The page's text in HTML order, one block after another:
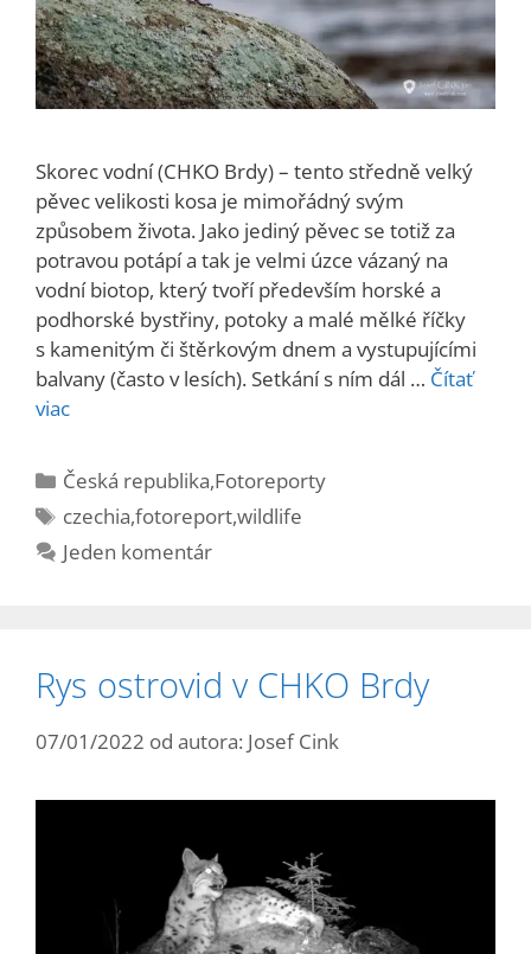
Skorec vodní (CHKO Brdy) – tento středně velký
pěvec velikosti kosa je mimořádný svým
způsobem života. Jako jediný pěvec se totiž za
potravou potápí a tak je velmi úzce vázaný na
vodní biotop, který tvoří především horské a
podhorské bystřiny, potoky a malé mělké říčky
s kamenitým či štěrkovým dnem a vystupujícími
balvany (často v lesích). Setkání s ním dál … Čítať
viac
Kategórie
Česká republika,Fotoreporty
Značky
czechia,fotoreport,wildlife
Jeden komentár
Rys ostrovid v CHKO Brdy
07/01/2022 od autora: Josef Cink